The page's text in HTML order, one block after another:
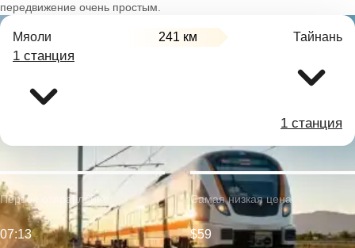
передвижение очень простым.
Мяоли 241 км Тайнань
1 станция
1 станция
Первое отправление:
07:13
Самая низкая цена:
$59